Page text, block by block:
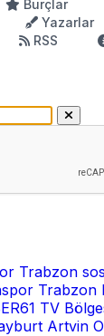
Burçlar
Yazarlar
RSS
Trabzon
Trabzon
TV
Artvin